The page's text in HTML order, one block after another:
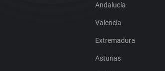
Andalucía
Valencia
Extremadura
Asturias